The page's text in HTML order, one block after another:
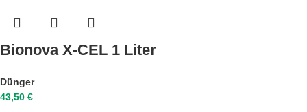
Bionova X-CEL 1 Liter
Dünger
43,50 €